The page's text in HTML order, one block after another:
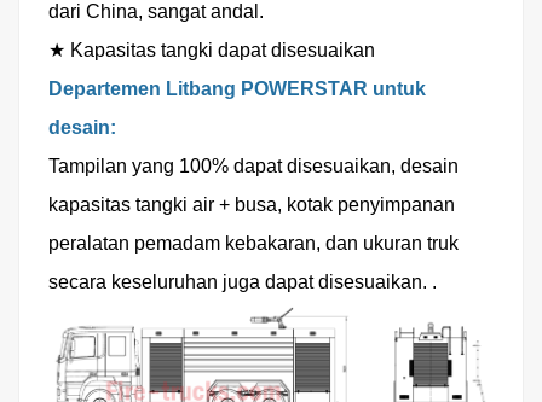
dari China, sangat andal.
★ Kapasitas tangki dapat disesuaikan
Departemen Litbang POWERSTAR untuk
desain:
Tampilan yang 100% dapat disesuaikan, desain
kapasitas tangki air + busa, kotak penyimpanan
peralatan pemadam kebakaran, dan ukuran truk
secara keseluruhan juga dapat disesuaikan. .